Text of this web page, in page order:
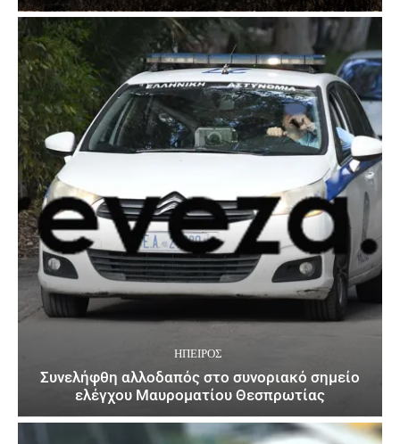
ΉΠΕΙΡΟΣ
Συνελήφθη αλλοδαπός στο συνοριακό σημείο
ελέγχου Μαυροματίου Θεσπρωτίας